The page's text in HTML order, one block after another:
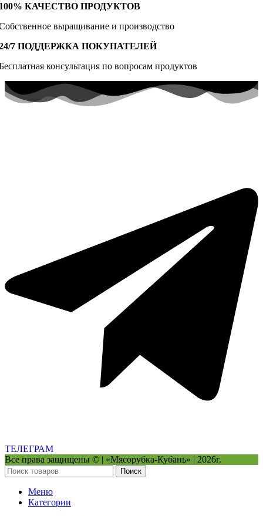
КАЧЕСТВО ПРОДУКТОВ
выращивание и производство
7 ПОДДЕРЖКА ПОКУПАТЕЛЕЙ
консультация по вопросам продуктов
ТЕЛЕГРАМ
Все права защищены © | «Мясорубка-Кубань» | 2026г.
Поиск
Меню
Категории